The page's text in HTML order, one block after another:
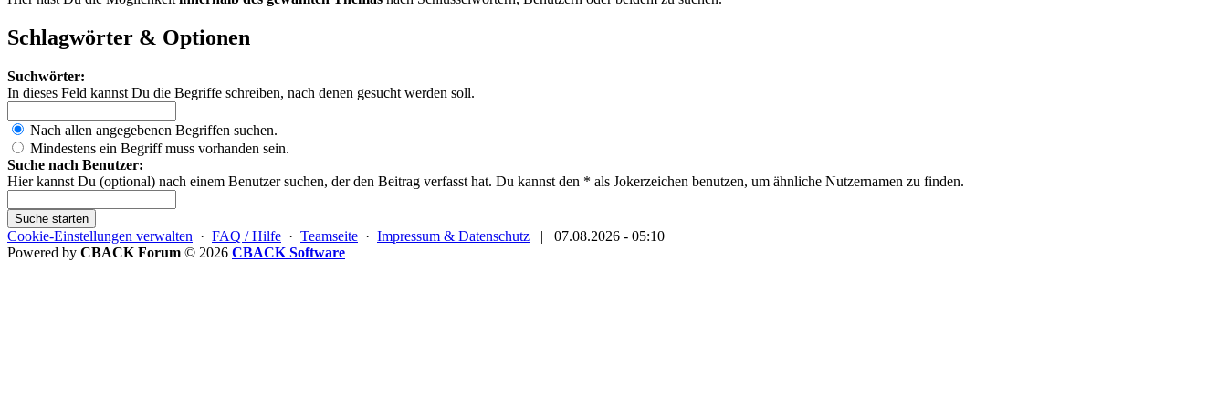
Schlagwörter & Optionen
Suchwörter:
In dieses Feld kannst Du die Begriffe schreiben, nach denen gesucht werden soll.
Nach allen angegebenen Begriffen suchen.
Mindestens ein Begriff muss vorhanden sein.
Suche nach Benutzer:
Hier kannst Du (optional) nach einem Benutzer suchen, der den Beitrag verfasst hat. Du kannst den * als Jokerzeichen benutzen, um ähnliche Nutzernamen zu finden.
Suche starten
Cookie-Einstellungen verwalten · FAQ / Hilfe · Teamseite · Impressum & Datenschutz |
07.08.2026 - 05:10
Powered by CBACK Forum © 2026 CBACK Software